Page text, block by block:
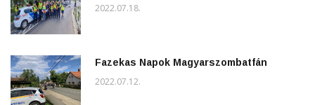
2022.07.18.
Fazekas Napok Magyarszombatfán
2022.07.12.